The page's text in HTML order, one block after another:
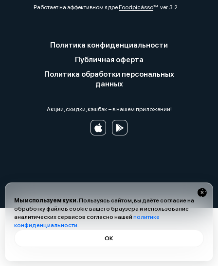
Мы используем куки.Пользуясь сайтом, вы даёте согласие на
обработку файлов cookie вашего браузера и использование
аналитических сервисов согласно нашей политике
конфиденциальности.
ОК
Работает на эффективном ядреFoodpicássover. 3.2
Политика конфиденциальности
Публичная оферта
Политика обработки персональных
данных
Акции, скидки, кэшбэк − в нашем приложении!